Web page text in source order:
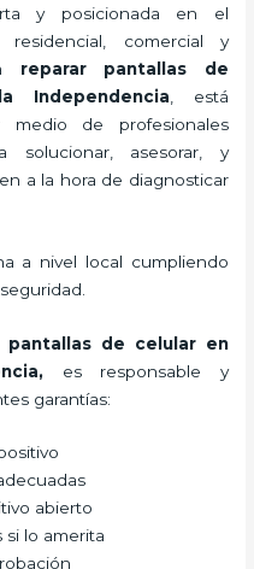
y posicionada en el
residencial, comercial y
reparar
pantallas de
, está
medio de profesionales
solucionar, asesorar, y
a la hora de diagnosticar
a nivel local cumpliendo
pantallas de celular en
es responsable y
garantías:
abierto
lo amerita